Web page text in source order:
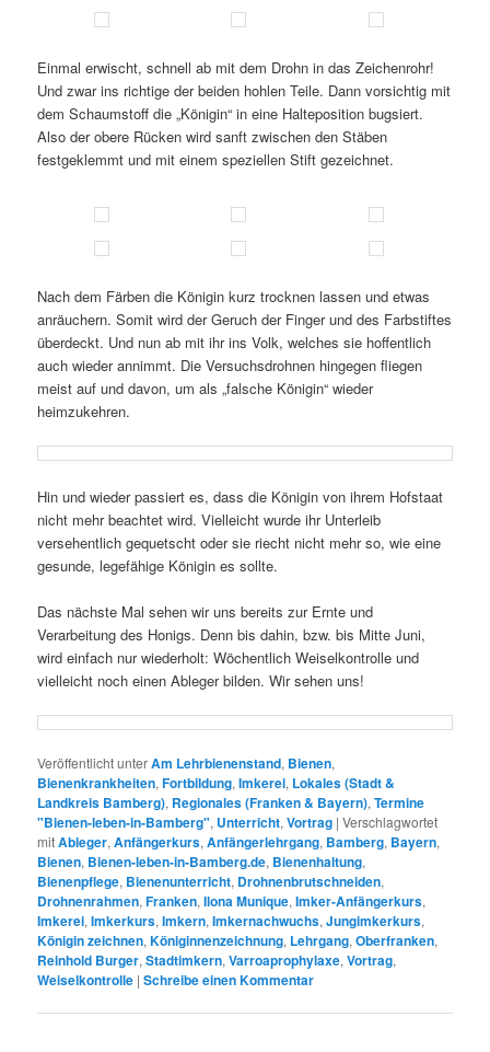
Einmal erwischt, schnell ab mit dem Drohn in das Zeichenrohr!
Und zwar ins richtige der beiden hohlen Teile. Dann vorsichtig mit
dem Schaumstoff die „Königin“ in eine Halteposition bugsiert.
Also der obere Rücken wird sanft zwischen den Stäben
festgeklemmt und mit einem speziellen Stift gezeichnet.
Nach dem Färben die Königin kurz trocknen lassen und etwas
anräuchern. Somit wird der Geruch der Finger und des Farbstiftes
überdeckt. Und nun ab mit ihr ins Volk, welches sie hoffentlich
auch wieder annimmt. Die Versuchsdrohnen hingegen fliegen
meist auf und davon, um als „falsche Königin“ wieder
heimzukehren.
Hin und wieder passiert es, dass die Königin von ihrem Hofstaat
nicht mehr beachtet wird. Vielleicht wurde ihr Unterleib
versehentlich gequetscht oder sie riecht nicht mehr so, wie eine
gesunde, legefähige Königin es sollte.
Das nächste Mal sehen wir uns bereits zur Ernte und
Verarbeitung des Honigs. Denn bis dahin, bzw. bis Mitte Juni,
wird einfach nur wiederholt: Wöchentlich Weiselkontrolle und
vielleicht noch einen Ableger bilden. Wir sehen uns!
Veröffentlicht unterAm Lehrbienenstand, Bienen,
Bienenkrankheiten,Fortbildung,Imkerei, Lokales (Stadt &
Landkreis Bamberg), Regionales (Franken & Bayern),Termine
"Bienen-leben-in-Bamberg", Unterricht,Vortrag |Verschlagwortet
mitAbleger,Anfängerkurs,Anfängerlehrgang, Bamberg, Bayern,
Bienen, Bienen-leben-in-Bamberg.de, Bienenhaltung,
Bienenpflege, Bienenunterricht, Drohnenbrutschneiden,
Drohnenrahmen,Franken,Ilona Munique,Imker-Anfängerkurs,
Imkerei,Imkerkurs,Imkern,Imkernachwuchs,Jungimkerkurs,
Königin zeichnen,Königinnenzeichnung, Lehrgang,Oberfranken,
Reinhold Burger,Stadtimkern,Varroaprophylaxe,Vortrag,
Weiselkontrolle |Schreibe einen Kommentar